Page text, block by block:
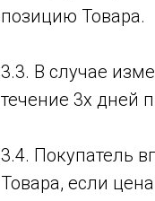
позицию Товара.
3.3. В случае
течение 3х дней
3.4. Покупатель
Товара, если